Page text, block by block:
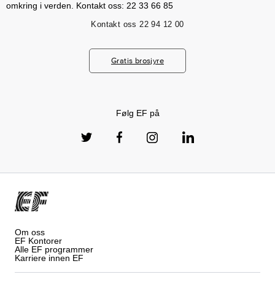
omkring i verden. Kontakt oss: 22 33 66 85
Kontakt oss 22 94 12 00
Gratis brosjyre
Følg EF på
Om oss
EF Kontorer
Alle EF programmer
Karriere innen EF